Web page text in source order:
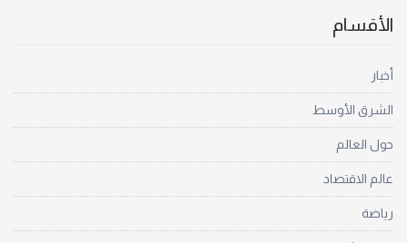
الأقسام
أخبار
الشرق الأوسط
حول العالم
عالم الاقتصاد
رياضة